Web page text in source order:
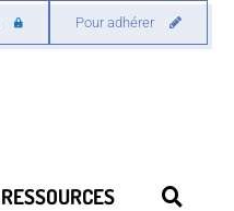
Pour adhérer
RESSOURCES